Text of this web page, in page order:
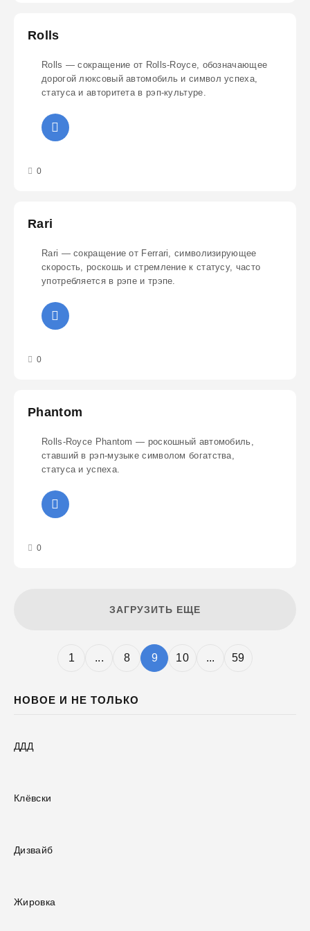
НОВОЕ И НЕ ТОЛЬКО
ДДД
Клёвски
Дизвайб
Жировка
Rolls
Rolls — сокращение от Rolls-Royce, обозначающее
дорогой люксовый автомобиль и символ успеха,
статуса и авторитета в рэп-культуре.
0
Rari
Rari — сокращение от Ferrari, символизирующее
скорость, роскошь и стремление к статусу, часто
употребляется в рэпе и трэпе.
0
Phantom
Rolls-Royce Phantom — роскошный автомобиль,
ставший в рэп-музыке символом богатства,
статуса и успеха.
0
ЗАГРУЗИТЬ ЕЩЕ
1 ... 8 9 10 ... 59